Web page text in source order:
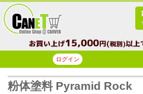
ログイン
粉体塗料 Pyramid Rock